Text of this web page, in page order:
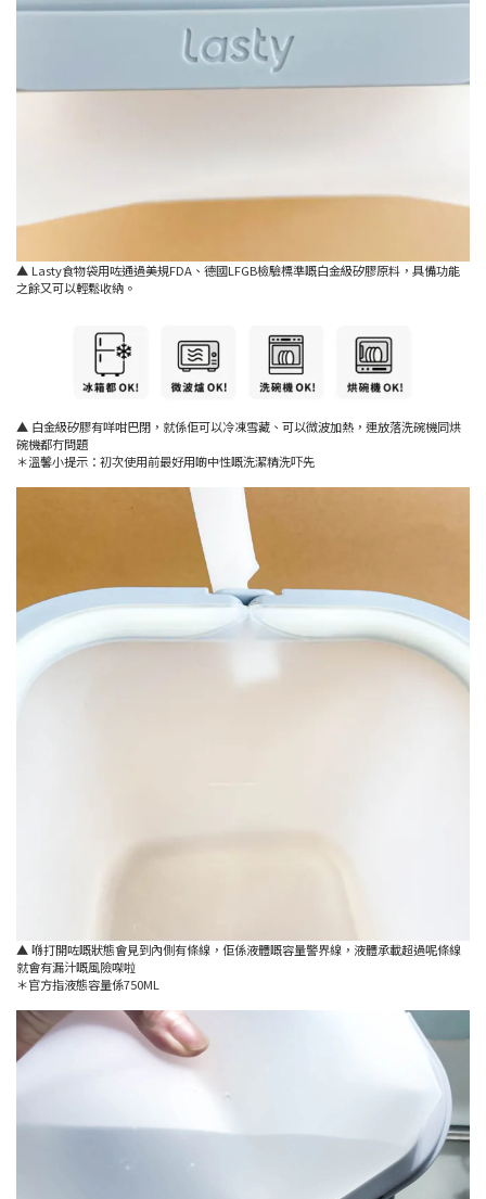
▲ Lasty食物袋用咗通過美規FDA、德國LFGB檢驗標準嘅白金級矽膠原料，具備功能
之餘又可以輕鬆收納。
▲ 白金級矽膠有咩咁巴閉，就係佢可以冷凍雪藏、可以微波加熱，連放落洗碗機同烘
碗機都冇問題
＊溫馨小提示：初次使用前最好用啲中性嘅洗潔精洗吓先
▲ 喺打開咗嘅狀態會見到內側有條線，佢係液體嘅容量警界線，液體承載超過呢條線
就會有漏汁嘅風險㗎啦
＊官方指液態容量係750ML